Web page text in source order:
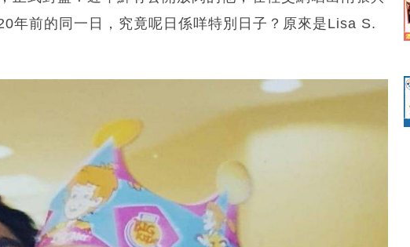
年前的同一日，究竟呢日係咩特別日子？原來是Lisa S.